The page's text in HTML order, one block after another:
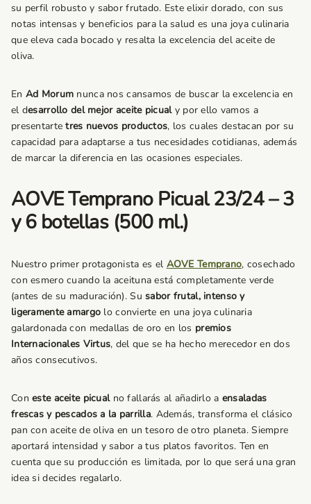
su perfil robusto y sabor frutado. Este elixir dorado, con sus
notas intensas y beneficios para la salud es una joya culinaria
que eleva cada bocado y resalta la excelencia del aceite de
oliva.
En Ad Morum nunca nos cansamos de buscar la excelencia en
el desarrollo del mejor aceite picual y por ello vamos a
presentarte tres nuevos productos, los cuales destacan por su
capacidad para adaptarse a tus necesidades cotidianas, además
de marcar la diferencia en las ocasiones especiales.
AOVE Temprano Picual 23/24 – 3
y 6 botellas (500 ml.)
Nuestro primer protagonista es el AOVE Temprano, cosechado
con esmero cuando la aceituna está completamente verde
(antes de su maduración). Su sabor frutal, intenso y
ligeramente amargo lo convierte en una joya culinaria
galardonada con medallas de oro en los premios
Internacionales Virtus, del que se ha hecho merecedor en dos
años consecutivos.
Con este aceite picual no fallarás al añadirlo a ensaladas
frescas y pescados a la parrilla. Además, transforma el clásico
pan con aceite de oliva en un tesoro de otro planeta. Siempre
aportará intensidad y sabor a tus platos favoritos. Ten en
cuenta que su producción es limitada, por lo que será una gran
idea si decides regalarlo.